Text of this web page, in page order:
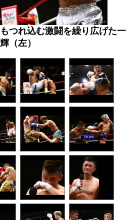
つれ込む激闘を繰り広げた一
輝（左）